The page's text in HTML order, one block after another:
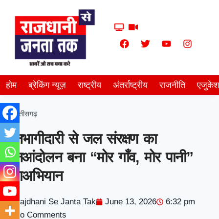
होम ब्रेकिंग न्यूज़ राष्ट्रीय अंतर्राष्ट्रीय राजनीति
छत्तीसगढ़
जनभागीदारी से जल संरक्षण का
जनआंदोलन बना “मोर गाँव, मोर पानी”
महाअभियान
Rajdhani Se Janta Tak June 13, 2026
6:32 pm
No Comments